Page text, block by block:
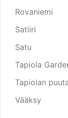
Rovaniemi
Satiiri
Satu
Tapiola
Tapiolan
Vääksy